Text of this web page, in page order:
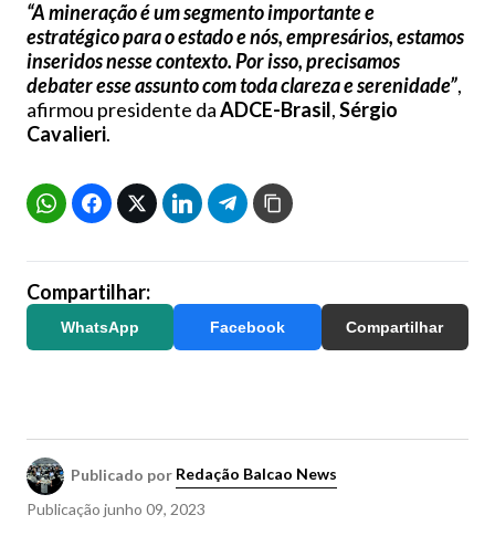
“A mineração é um segmento importante e
estratégico para o estado e nós, empresários, estamos
inseridos nesse contexto. Por isso, precisamos
debater esse assunto com toda clareza e serenidade”,
afirmou presidente daADCE-Brasil,Sérgio
Cavalieri.
Compartilhar:
WhatsApp Facebook Compartilhar
Publicado por Redação Balcao News
Publicação junho 09, 2023